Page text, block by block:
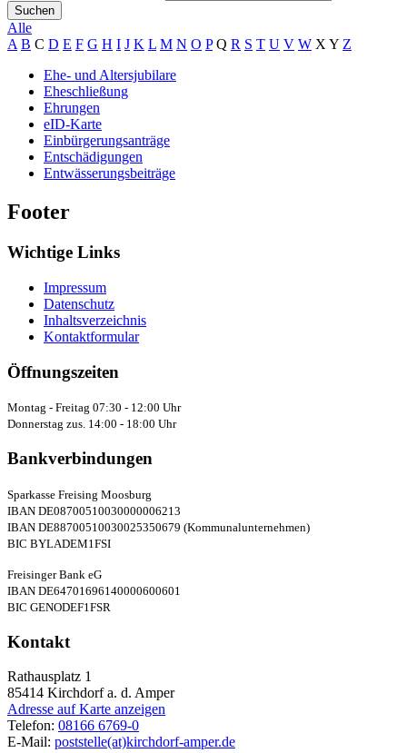
Suchen
Alle
A B C D E F G H I J K L M N O P Q R S T U V W XY Z
Ehe- und Altersjubilare
Eheschließung
Ehrungen
eID-Karte
Einbürgerungsanträge
Entschädigungen
Entwässerungsbeiträge
Footer
Wichtige Links
Impressum
Datenschutz
Inhaltsverzeichnis
Kontaktformular
Öffnungszeiten
Montag - Freitag 07:30 - 12:00 Uhr
Donnerstag zus. 14:00 - 18:00 Uhr
Bankverbindungen
Sparkasse Freising Moosburg
IBAN DE08700510030000006213
IBAN DE88700510030025350679 (Kommunalunternehmen)
BIC BYLADEM1FSI
Freisinger Bank eG
IBAN DE64701696140000600601
BIC GENODEF1FSR
Kontakt
Rathausplatz 1
85414 Kirchdorf a. d. Amper
Adresse auf Karte anzeigen
Telefon: 08166 6769-0
E-Mail: poststelle(at)kirchdorf-amper.de